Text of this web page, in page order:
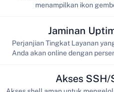
menampilkan ikon
Jaminan
Perjanjian Tingkat Layanan
Anda akan online dengan
Akses SSH/